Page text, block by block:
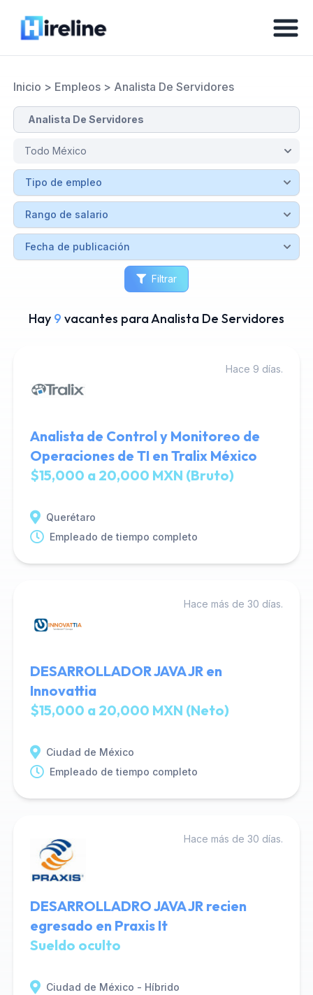
Inicio > Empleos> Analista De Servidores
Filtrar
Hay 9 vacantes para Analista De Servidores
Hace 9 días.
Analista de Control y Monitoreo de
Operaciones de TI en Tralix México
$15,000 a 20,000 MXN (Bruto)
Querétaro
Empleado de tiempo completo
Hace más de 30 días.
DESARROLLADOR JAVA JR en
Innovattia
$15,000 a 20,000 MXN (Neto)
Ciudad de México
Empleado de tiempo completo
Hace más de 30 días.
DESARROLLADRO JAVA JR recien
egresado en Praxis It
Sueldo oculto
Ciudad de México - Híbrido